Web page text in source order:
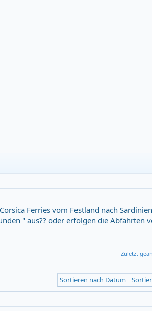
Ferries vom Festland nach
" aus?? oder erfolgen die Abfahrten
Zuletzt
Sortieren nach Datum